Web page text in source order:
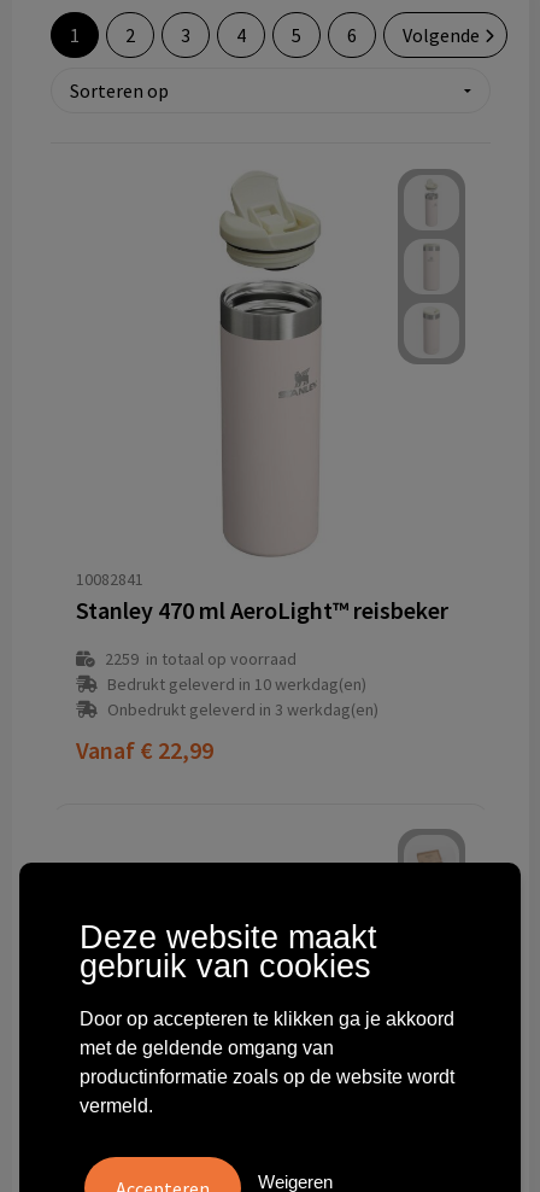
Technologie & gadgets
Themageschenken
1 2 3 4 5 6 Volgende
10082841
Stanley 470 ml AeroLight™ reisbeker
2259in totaal op voorraad
Bedrukt geleverd in 10 werkdag(en)
Onbedrukt geleverd in 3 werkdag(en)
Vanaf € 22,99
Deze website maakt
gebruik van cookies
Door op accepteren te klikken ga je akkoord
met de geldende omgang van
productinformatie zoals op de website wordt
vermeld.
Weigeren